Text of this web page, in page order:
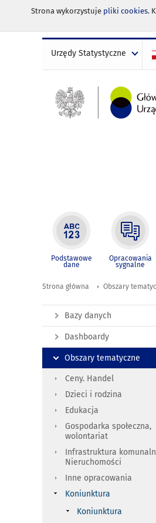
Strona wykorzystuje pliki cookies.
Urzędy Statystyczne
Podstawowe
dane
Opracowania
sygnalne
Strona główna Obszary
Bazy danych
Dashboardy
Obszary tematyczne
Ceny. Handel
Dzieci i rodzina
Edukacja
Gospodarka społeczna,
wolontariat
Infrastruktura
Nieruchomości
Inne opracowania
Koniunktura
Koniunktura